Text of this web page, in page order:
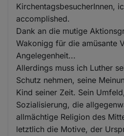
KirchentagsbesucherInnen,
accomplished.
Dank an die mutige
Wakonigg für die amüsante
Angelegenheit...
Allerdings muss ich Luther
Schutz nehmen, seine
Kind seiner Zeit. Sein
Sozialisierung, die
allmächtige Religion des
letztlich die Motive, der